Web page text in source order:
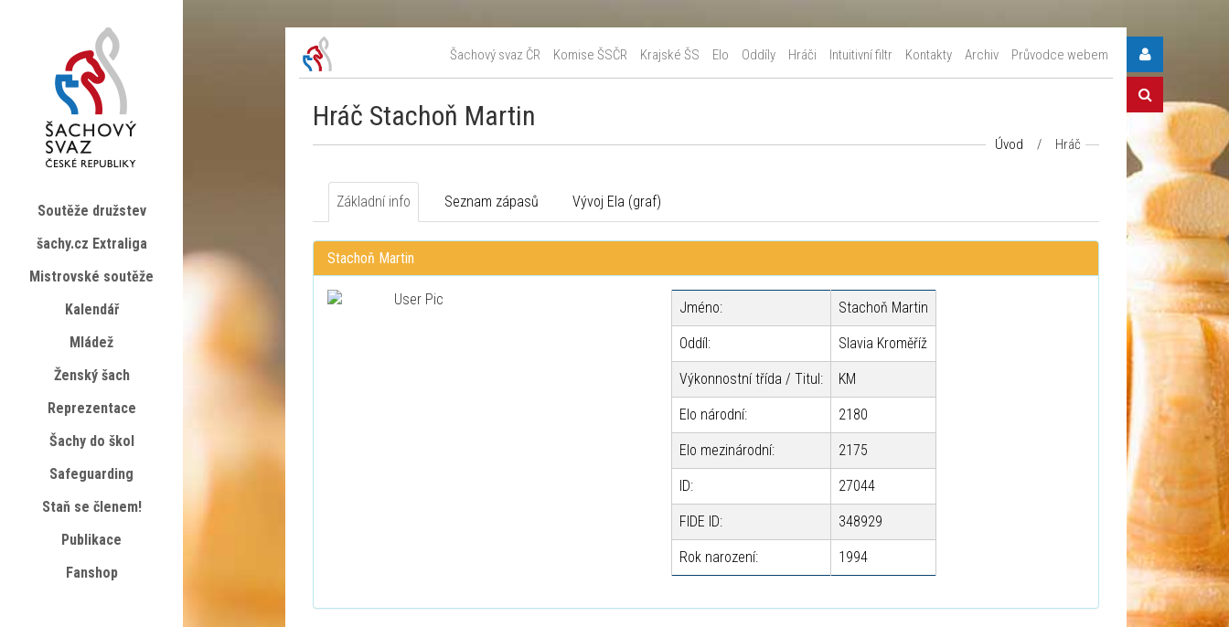
Šachový svaz ČR Komise ŠSČR Krajské ŠS Elo Oddíly Hráči Intuitivní filtr Kontakty Archiv Průvodce webem
Hráč Stachoň Martin
Úvod / Hráč
Základní info Seznam zápasů Vývoj Ela (graf)
Stachoň Martin
Jméno: Stachoň Martin
Oddíl: Slavia Kroměříž
Výkonnostní třída / Titul: KM
Elo národní: 2180
Elo mezinárodní: 2175
ID: 27044
FIDE ID: 348929
Rok narození: 1994
Soutěže družstev
šachy.cz Extraliga
Mistrovské soutěže
Kalendář
Mládež
Ženský šach
Reprezentace
Šachy do škol
Safeguarding
Staň se členem!
Publikace
Fanshop